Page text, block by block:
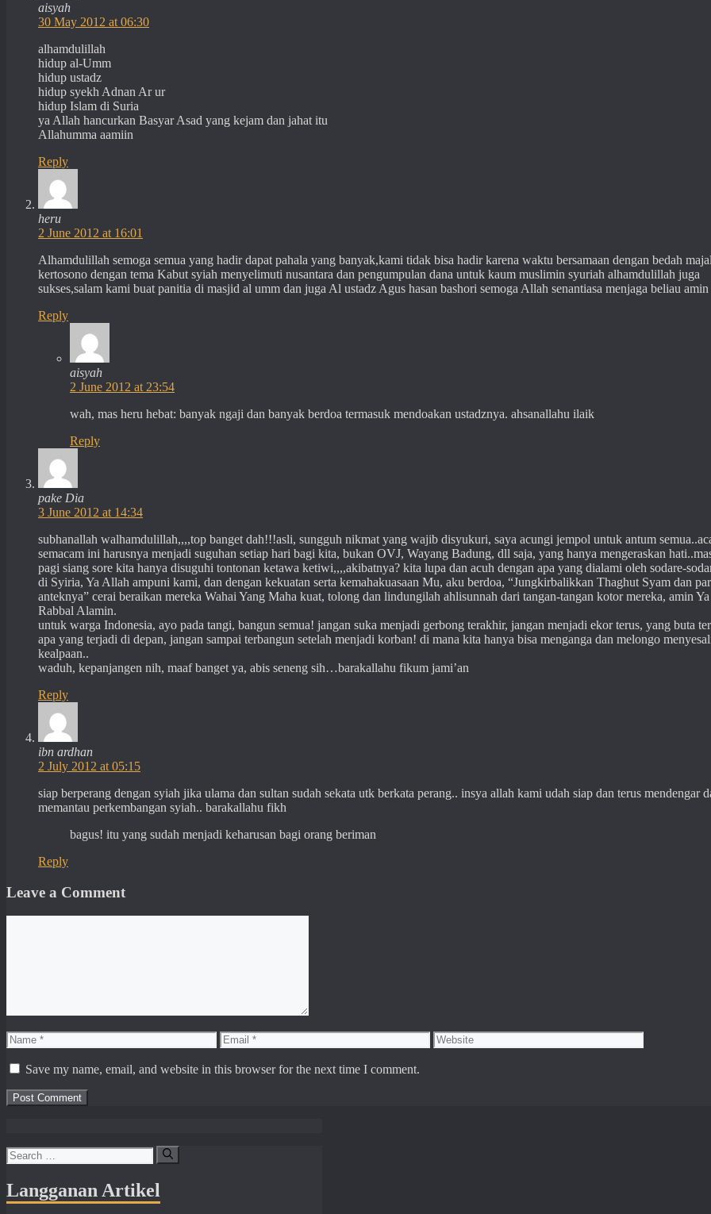
aisyah
30 May 2012 at 06:30
alhamdulillah
hidup al-Umm
hidup ustadz
hidup syekh Adnan Ar ur
hidup Islam di Suria
ya Allah hancurkan Basyar Asad yang kejam dan jahat itu
Allahumma aamiin
Reply
heru
2 June 2012 at 16:01
Alhamdulillah semoga semua yang hadir dapat pahala yang banyak,kami tidak bisa hadir karena waktu bersamaan dengan bedah
kertosono dengan tema Kabut syiah menyelimuti nusantara dan pengumpulan dana untuk kaum muslimin syuriah alhamdulillah juga
sukses,salam kami buat panitia di masjid al umm dan juga Al ustadz Agus hasan bashori semoga Allah senantiasa menjaga beliau amin
Reply
aisyah
2 June 2012 at 23:54
wah, mas heru hebat: banyak ngaji dan banyak berdoa termasuk mendoakan ustadznya. ahsanallahu ilaik
Reply
pake Dia
3 June 2012 at 14:34
subhanallah walhamdulillah,,,,top banget dah!!!asli, sungguh nikmat yang wajib disyukuri, saya acungi jempol untuk antum
semacam ini harusnya menjadi suguhan setiap hari bagi kita, bukan OVJ, Wayang Badung, dll saja, yang hanya mengeraskan
pagi siang sore kita hanya disuguhi tontonan ketawa ketiwi,,,,akibatnya? kita lupa dan acuh dengan apa yang dialami oleh sodare-
di Syiria, Ya Allah ampuni kami, dan dengan kekuatan serta kemahakuasaan Mu, aku berdoa, “Jungkirbalikkan Thaghut Syam dan
anteknya” cerai beraikan mereka Wahai Yang Maha kuat, tolong dan lindungilah ahlisunnah dari tangan-tangan kotor mereka, amin Ya
Rabbal Alamin.
untuk warga Indonesia, ayo pada tangi, bangun semua! jangan suka menjadi gerbong terakhir, jangan menjadi ekor terus, yang buta
apa yang terjadi di depan, jangan sampai terbangun setelah menjadi korban! di mana kita hanya bisa menganga dan melongo
kealpaan..
waduh, kepanjangen nih, maaf banget ya, abis seneng sih…barakallahu fikum jami’an
Reply
ibn ardhan
2 July 2012 at 05:15
siap berperang dengan syiah jika ulama dan sultan sudah sekata utk berkata perang.. insya allah kami udah siap dan terus mendengar
memantau perkembangan syiah.. barakallahu fikh
bagus! itu yang sudah menjadi keharusan bagi orang beriman
Reply
Leave a Comment
Name Email Website
Save my name, email, and website in this browser for the next time I comment.
Search
for:
Langganan Artikel